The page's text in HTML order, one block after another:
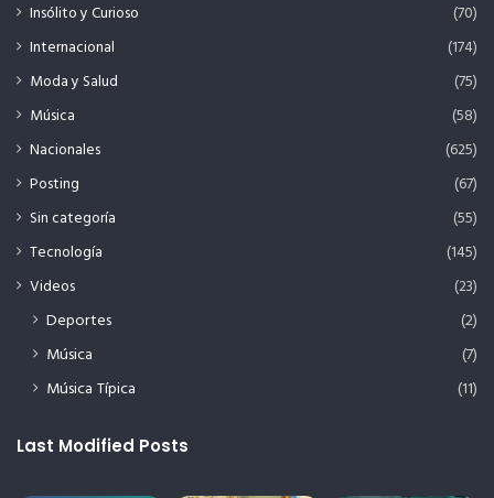
Insólito y Curioso
(70)
Internacional
(174)
Moda y Salud
(75)
Música
(58)
Nacionales
(625)
Posting
(67)
Sin categoría
(55)
Tecnología
(145)
Videos
(23)
Deportes
(2)
Música
(7)
Música Típica
(11)
Last Modified Posts